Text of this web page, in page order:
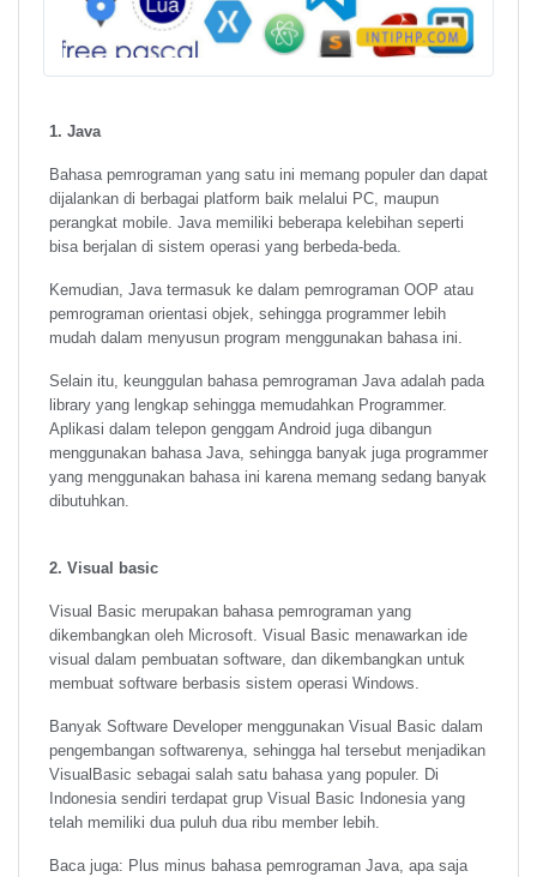
1. Java
Bahasa pemrograman yang satu ini memang populer dan dapat
dijalankan di berbagai platform baik melalui PC, maupun
perangkat mobile. Java memiliki beberapa kelebihan seperti
bisa berjalan di sistem operasi yang berbeda-beda.
Kemudian, Java termasuk ke dalam pemrograman OOP atau
pemrograman orientasi objek, sehingga programmer lebih
mudah dalam menyusun program menggunakan bahasa ini.
Selain itu, keunggulan bahasa pemrograman Java adalah pada
library yang lengkap sehingga memudahkan Programmer.
Aplikasi dalam telepon genggam Android juga dibangun
menggunakan bahasa Java, sehingga banyak juga programmer
yang menggunakan bahasa ini karena memang sedang banyak
dibutuhkan.
2. Visual basic
Visual Basic merupakan bahasa pemrograman yang
dikembangkan oleh Microsoft. Visual Basic menawarkan ide
visual dalam pembuatan software, dan dikembangkan untuk
membuat software berbasis sistem operasi Windows.
Banyak Software Developer menggunakan Visual Basic dalam
pengembangan softwarenya, sehingga hal tersebut menjadikan
VisualBasic sebagai salah satu bahasa yang populer. Di
Indonesia sendiri terdapat grup Visual Basic Indonesia yang
telah memiliki dua puluh dua ribu member lebih.
Baca juga: Plus minus bahasa pemrograman Java, apa saja